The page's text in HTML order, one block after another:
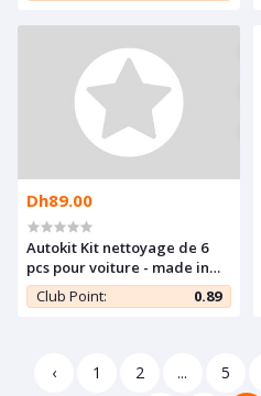
Dh89.00
Autokit Kit nettoyage de 6
pcs pour voiture - made in
turkey -
Club Point: 0.89
‹ 1 2 ... 5